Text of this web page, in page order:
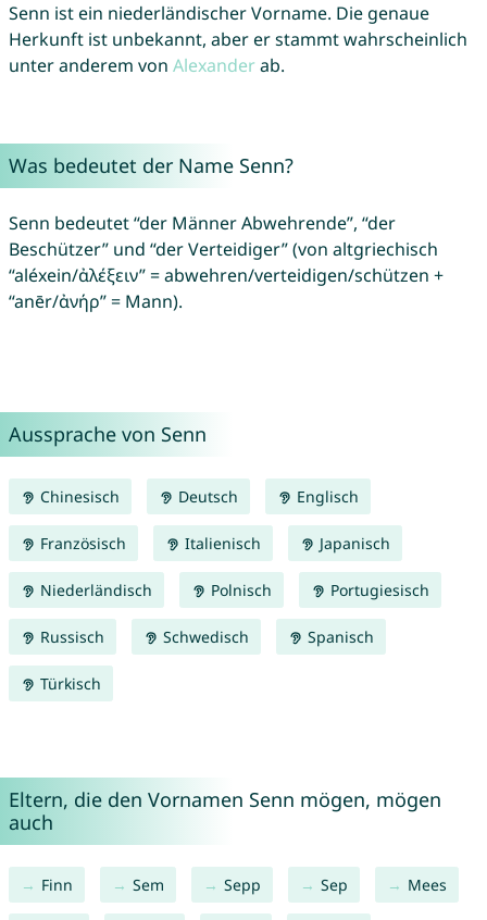
Senn ist ein niederländischer Vorname. Die genaue
Herkunft ist unbekannt, aber er stammt wahrscheinlich
unter anderem von Alexanderab.
Was bedeutet der Name Senn?
Senn bedeutet “der Männer Abwehrende”, “der
Beschützer” und “der Verteidiger” (von altgriechisch
“aléxein/ἀλέξειν” = abwehren/verteidigen/schützen +
“anēr/ἀνήρ” = Mann).
Aussprache von Senn
Chinesisch Deutsch Englisch
Französisch Italienisch Japanisch
Niederländisch Polnisch Portugiesisch
Russisch Schwedisch Spanisch
Türkisch
Eltern, die den Vornamen Senn mögen, mögen
auch
Finn Sem Sepp Sep Mees